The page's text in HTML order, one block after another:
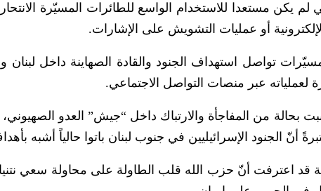
يكن مستعدا للاستخدام الواسع للطائرات المسيّرة
الإلكترونية أو عمليات التشويش على الإشارات.
تواصل استهداف الجنود والقادة الصهاينة داخل لبنان
عبر منصات التواصل الاجتماعي.
بحالة من المفاجأة والارتباك داخل “جيش” العدو
أنّ الجنود الإسرائيليين في جنوب لبنان باتوا حالياً أشبه
قد اعترفت أنّ حزب الله قلب الطاولة على محاولة سعي